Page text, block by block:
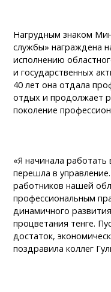
Нагрудным знаком
службы» награждена
исполнению
и государственных
40 лет она отдала
отдых и продолжает
поколение
«Я начинала работать
перешла в
работников нашей
профессиональным
динамичного
процветания тенге.
достаток,
поздравила коллег